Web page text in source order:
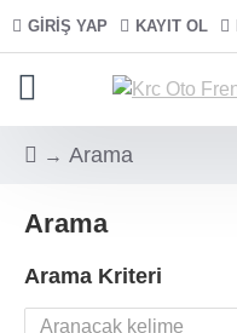
GIRIŞ YAP KAYIT OL
Arama
Arama
Arama Kriteri